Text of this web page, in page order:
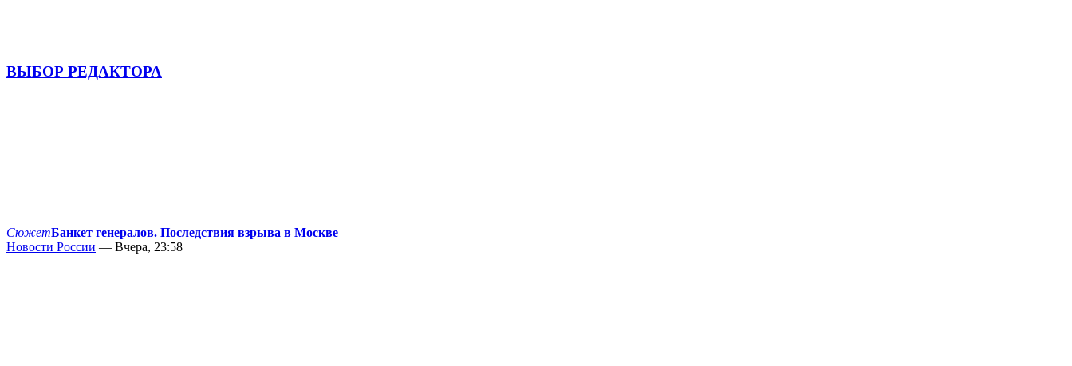
ВЫБОР РЕДАКТОРА
СюжетБанкет генералов. Последствия взрыва в Москве
Новости России — Вчера, 23:58